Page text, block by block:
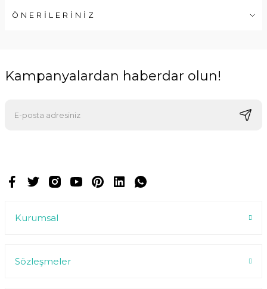
ÖNERİLERİNİZ
Kampanyalardan haberdar olun!
Kurumsal
Sözleşmeler